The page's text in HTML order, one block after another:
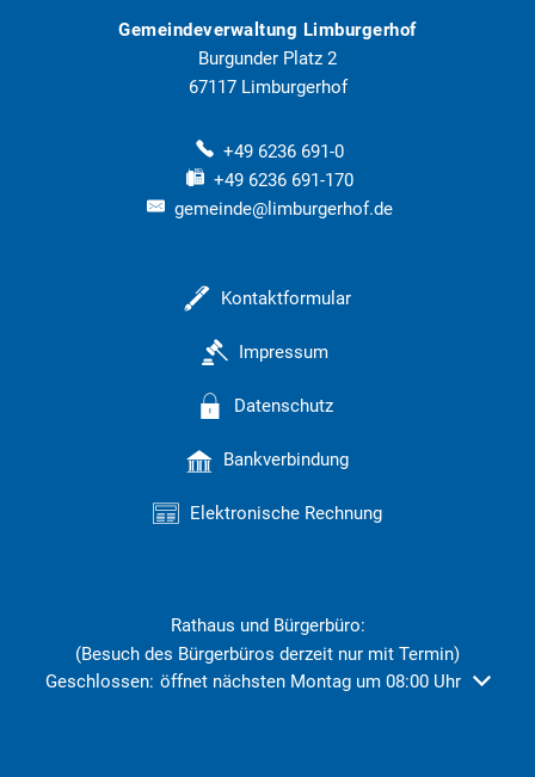
Gemeindeverwaltung Limburgerhof
Burgunder Platz 2
67117 Limburgerhof
+49 6236 691-0
+49 6236 691-170
gemeinde@limburgerhof.de
Kontaktformular
Impressum
Datenschutz
Bankverbindung
Elektronische Rechnung
Rathaus und Bürgerbüro:
(Besuch des Bürgerbüros derzeit nur mit Termin)
Klicken, um weitere Öffnungs- oder Schließzeiten
Geschlossen: öffnet nächsten Montag um 08:00 Uhr